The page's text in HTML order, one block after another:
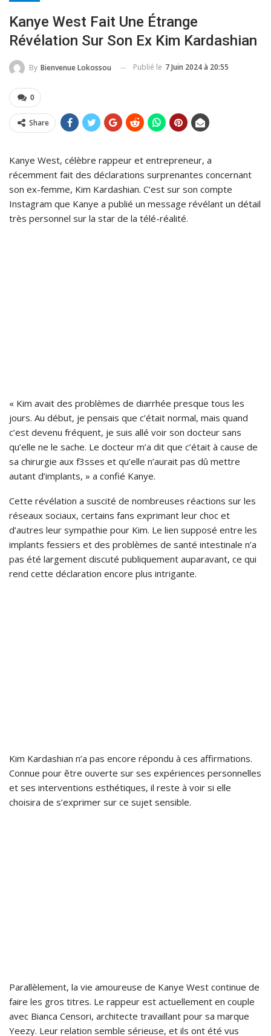
Kanye West Fait Une Étrange
Révélation Sur Son Ex Kim Kardashian
By Bienvenue Lokossou Publié le 7 Juin 2024 à 20:55
0
Share
Kanye West, célèbre rappeur et entrepreneur, a
récemment fait des déclarations surprenantes concernant
son ex-femme, Kim Kardashian. C’est sur son compte
Instagram que Kanye a publié un message révélant un détail
très personnel sur la star de la télé-réalité.
« Kim avait des problèmes de diarrhée presque tous les
jours. Au début, je pensais que c’était normal, mais quand
c’est devenu fréquent, je suis allé voir son docteur sans
qu’elle ne le sache. Le docteur m’a dit que c’était à cause de
sa chirurgie aux f3sses et qu’elle n’aurait pas dû mettre
autant d’implants, » a confié Kanye.
Cette révélation a suscité de nombreuses réactions sur les
réseaux sociaux, certains fans exprimant leur choc et
d’autres leur sympathie pour Kim. Le lien supposé entre les
implants fessiers et des problèmes de santé intestinale n’a
pas été largement discuté publiquement auparavant, ce qui
rend cette déclaration encore plus intrigante.
Kim Kardashian n’a pas encore répondu à ces affirmations.
Connue pour être ouverte sur ses expériences personnelles
et ses interventions esthétiques, il reste à voir si elle
choisira de s’exprimer sur ce sujet sensible.
Parallèlement, la vie amoureuse de Kanye West continue de
faire les gros titres. Le rappeur est actuellement en couple
avec Bianca Censori, architecte travaillant pour sa marque
Yeezy. Leur relation semble sérieuse, et ils ont été vus